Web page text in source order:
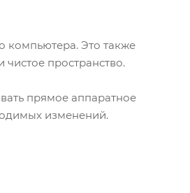
компьютера. Это также
пространство.
прямое аппаратное
изменений.